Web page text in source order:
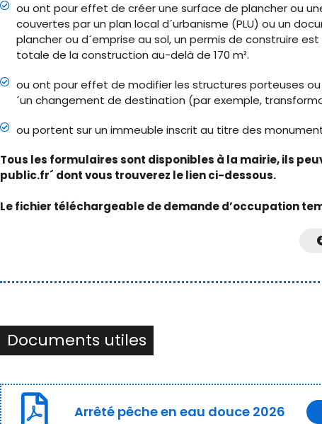
ou ont pour effet de créer une surface de plancher ou
couvertes par un plan local d´urbanisme (PLU) ou un
plancher ou d´emprise au sol, un permis de construire
totale de la construction au-delà de 170 m².
ou ont pour effet de modifier les structures porteuses
´un changement de destination (par exemple,
ou portent sur un immeuble inscrit au titre des
Tous les formulaires sont disponibles à la mairie, ils
public.fr´ dont vous trouverez le lien ci-dessous.
Le fichier téléchargeable de demande d’occupation
Documents utiles
Arrêté pêche en eau douce 2026